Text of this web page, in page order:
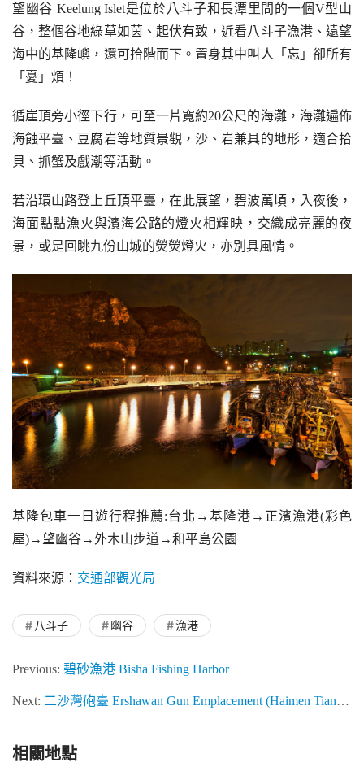
望幽谷 Keelung Islet是位於八斗子和長潭里間的一個V型山
谷，整個谷地綠草如茵、起伏有致，近看八斗子漁港、遠望
海中的基隆嶼，還可拾階而下。置身其中叫人「忘」卻所有
「憂」煩！
循崖頂旁小徑下行，可至一片寬約20公尺的海灘，海灘遍佈
海蝕平臺、豆腐岩等地質景觀，沙、岩兼具的地形，適合拾
貝、抓蟹及戲潮等活動。
若沿環山路登上丘頂平臺，在此展望，碧波萬頃，入夜後，
海面點點漁火與濱海公路的燈火相輝映，交織成亮麗的夜
景，或是回眺九份山城的熒熒燈火，亦別具風情。
基隆包車一日遊行程推薦:台北→基隆港→正濱漁港(彩色
屋)→望幽谷→外木山步道→和平島公園
資料來源： 交通部觀光局
八斗子 幽谷 漁港
Previous: 碧砂漁港 Bisha Fishing Harbor
Next: 二沙灣砲臺 Ershawan Gun Emplacement (Haimen Tianxian)
相關地點